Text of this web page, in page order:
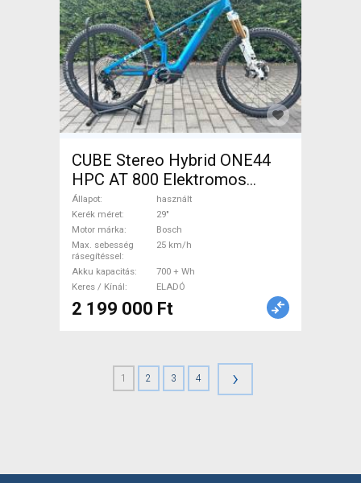
CUBE Stereo Hybrid ONE44
HPC AT 800 Elektromos
Mountain Bike 29" össztelós
/ fully Bosch használt ELADÓ
Állapot
használt
Kerék méret
29"
Motor márka
Bosch
Max. sebesség
rásegítéssel
25 km/h
Akku kapacitás
700 + Wh
Keres / Kínál
ELADÓ
2 199 000 Ft
1 2 3 4 ›